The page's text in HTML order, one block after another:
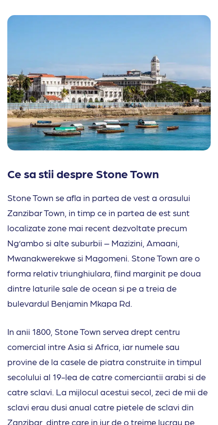
Ce sa stii despre Stone Town
Stone Town se afla in partea de vest a orasului
Zanzibar Town, in timp ce in partea de est sunt
localizate zone mai recent dezvoltate precum
Ng’ambo si alte suburbii – Mazizini, Amaani,
Mwanakwerekwe si Magomeni. Stone Town are o
forma relativ triunghiulara, fiind marginit pe doua
dintre laturile sale de ocean si pe a treia de
bulevardul Benjamin Mkapa Rd.
In anii 1800, Stone Town servea drept centru
comercial intre Asia si Africa, iar numele sau
provine de la casele de piatra construite in timpul
secolului al 19-lea de catre comerciantii arabi si de
catre sclavi. La mijlocul acestui secol, zeci de mii de
sclavi erau dusi anual catre pietele de sclavi din
Zanzibar, dintre care in jur de o treime lucrau pe